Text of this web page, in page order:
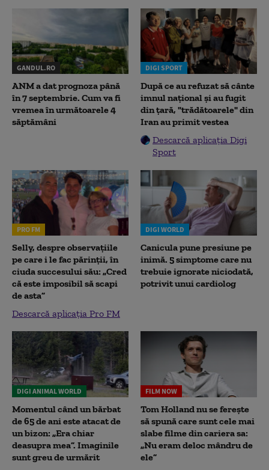
GANDUL.RO
ANM a dat prognoza până
în 7 septembrie. Cum va fi
vremea în următoarele 4
săptămâni
DIGI SPORT
După ce au refuzat să cânte
imnul naţional şi au fugit
din ţară, "trădătoarele" din
Iran au primit vestea
Descarcă aplicația Digi
Sport
PRO FM
Selly, despre observațiile
pe care i le fac părinții, în
ciuda succesului său: „Cred
că este imposibil să scapi
de asta”
Descarcă aplicația Pro FM
DIGI WORLD
Canicula pune presiune pe
inimă. 5 simptome care nu
trebuie ignorate niciodată,
potrivit unui cardiolog
DIGI ANIMAL WORLD
Momentul când un bărbat
de 65 de ani este atacat de
un bizon: „Era chiar
deasupra mea”. Imaginile
sunt greu de urmărit
FILM NOW
Tom Holland nu se ferește
să spună care sunt cele mai
slabe filme din cariera sa:
„Nu eram deloc mândru de
ele”